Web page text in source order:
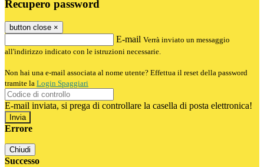
Recupero password
button close ×
E-mail Verrà inviato un messaggio
all'indirizzo indicato con le istruzioni necessarie.
Non hai una e-mail associata al nome utente? Effettua il reset della password
tramite la Login Spaggiari
E-mail inviata, si prega di controllare la casella di posta elettronica!
Errore
Chiudi
Successo